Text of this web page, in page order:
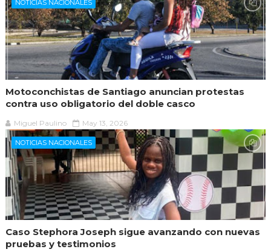
NOTICIAS NACIONALES
Motoconchistas de Santiago anuncian protestas
contra uso obligatorio del doble casco
Miguel Paulino May 13, 2026
NOTICIAS NACIONALES
Caso Stephora Joseph sigue avanzando con nuevas
pruebas y testimonios